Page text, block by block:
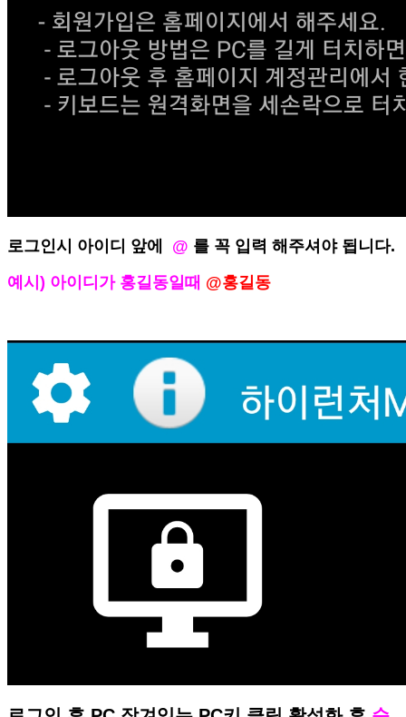
로그인시 아이디 앞에 @ 를 꼭 입력 해주셔야 됩니다.
예시) 아이디가 홍길동일때 @홍길동